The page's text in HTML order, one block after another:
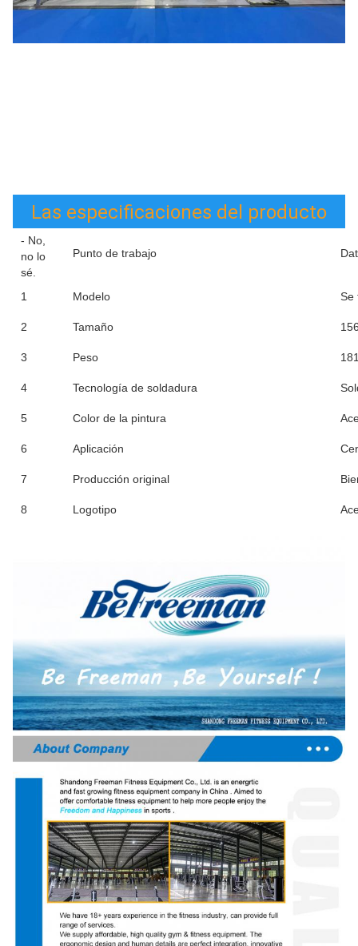
Las especificaciones del producto
- No,
no lo
sé.
Punto de trabajo
1 Modelo Se
2 Tamaño
3 Peso
4 Tecnología de soldadura
5 Color de la pintura
6 Aplicación
7 Producción original
8 Logotipo